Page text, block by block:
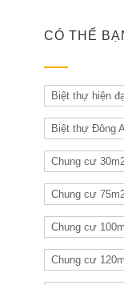
CÓ THỂ
Biệt thự hiện
Biệt thự Đông
Chung cư
Chung cư
Chung cư
Chung cư